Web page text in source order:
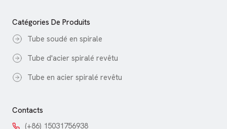
Catégories De Produits
Tube soudé en spirale
Tube d'acier spiralé revêtu
Tube en acier spiralé revêtu
Contacts
(+86) 15031756938